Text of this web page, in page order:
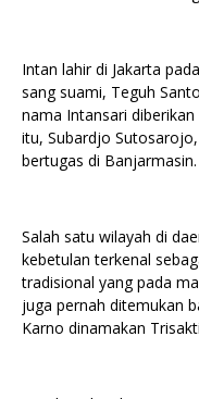
Intan lahir di Jakarta
sang suami, Teguh
nama Intansari
itu, Subardjo
bertugas di Banjarmasin.
Salah satu wilayah di
kebetulan terkenal
tradisional yang pada
juga pernah ditemukan
Karno dinamakan